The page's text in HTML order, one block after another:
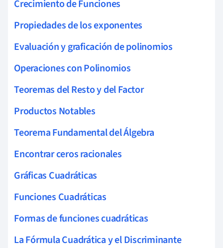
Crecimiento de Funciones
Propiedades de los exponentes
Evaluación y graficación de polinomios
Operaciones con Polinomios
Teoremas del Resto y del Factor
Productos Notables
Teorema Fundamental del Álgebra
Encontrar ceros racionales
Gráficas Cuadráticas
Funciones Cuadráticas
Formas de funciones cuadráticas
La Fórmula Cuadrática y el Discriminante